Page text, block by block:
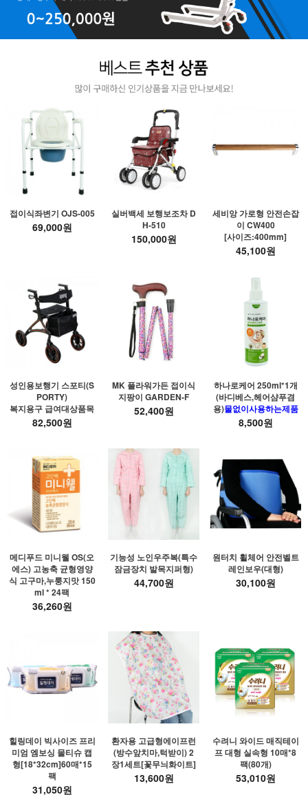
접이식좌변기 OJS-005
69,000원
실버백세 보행보조차 D
H-510
150,000원
세비앙 가로형 안전손잡
이 CW400
[사이즈:400mm]
45,100원
성인용보행기 스포티(S
PORTY)
복지용구 급여대상품목
82,500원
MK 플라워가든 접이식
지팡이 GARDEN-F
52,400원
하나로케어 250ml*1개
(바디베스,헤어샴푸겸
용)물없이사용하는제품
8,500원
메디푸드 미니웰 OS(오
에스) 고농축 균형영양
식 고구마,누룽지맛 150
ml * 24팩
36,260원
기능성 노인우주복(특수
잠금장치 발목지퍼형)
44,700원
원터치 휠체어 안전벨트
레인보우(대형)
30,100원
힐링데이 빅사이즈 프리
미엄 엠보싱 물티슈 캡
형[18*32cm]60매*15
팩
31,050원
환자용 고급형에이프런
(방수앞치마,턱받이) 2
장1세트[꽃무늬화이트]
13,600원
수려니 와이드 매직테이
프 대형 실속형 10매*8
팩(80개)
53,010원